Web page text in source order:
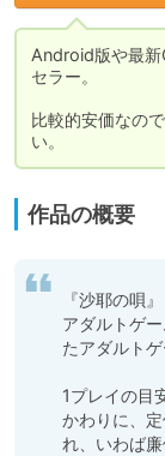
Android版や最新
セラー。
比較的安価なの
い。
作品の概要
『沙耶の唄
アダルトゲ
たアダルトゲ
1プレイの目
かわりに、
れ、いわば廉